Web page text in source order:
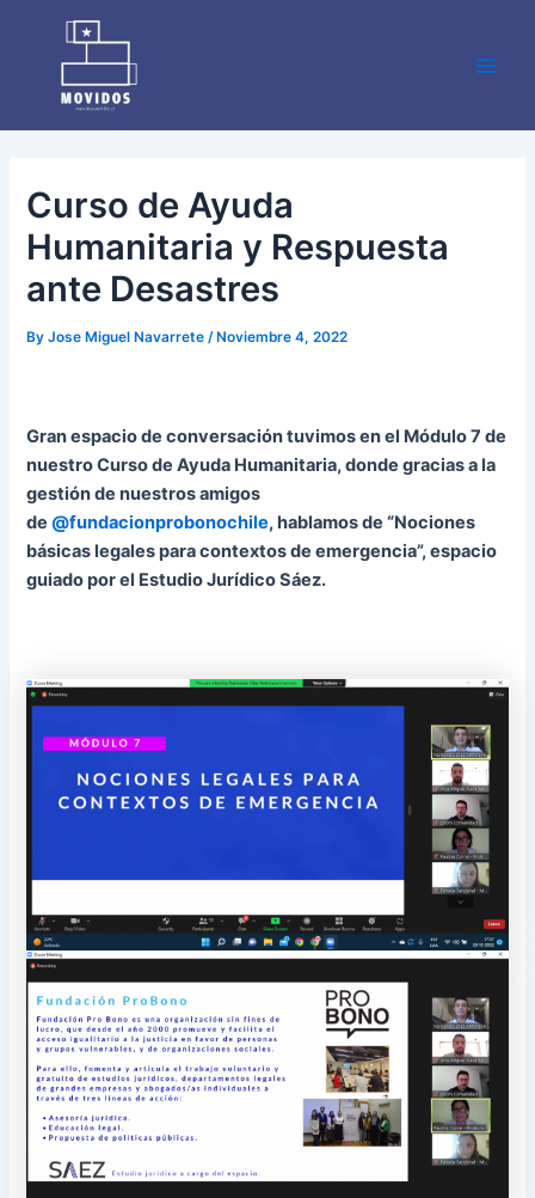
content
Curso de Ayuda
Humanitaria y Respuesta
ante Desastres
ByJose Miguel Navarrete/ Noviembre 4, 2022
Gran espacio de conversación tuvimos en el Módulo 7 de
nuestro Curso de Ayuda Humanitaria, donde gracias a la
gestión de nuestros amigos
de @fundacionprobonochile, hablamos de “Nociones
básicas legales para contextos de emergencia”, espacio
guiado por el Estudio Jurídico Sáez.
navigation